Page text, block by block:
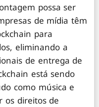
possa ser
de mídia têm
para
eliminando a
de entrega de
está sendo
como música e
os direitos de